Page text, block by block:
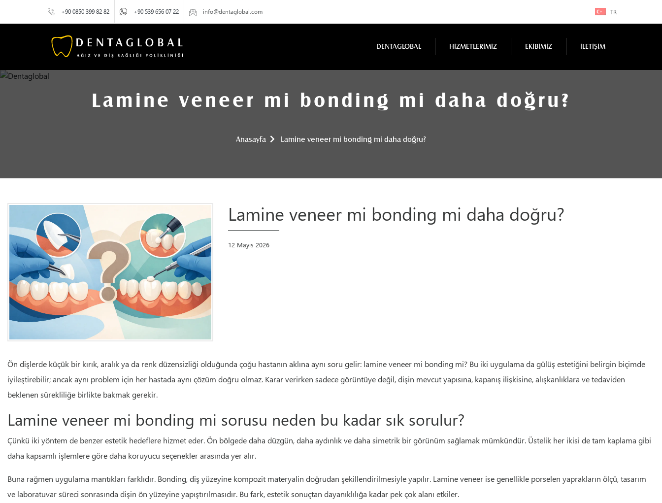
+90 0850 399 82 82 +90 539 656 07 22 info@dentaglobal.com TR
DENTAGLOBAL HİZMETLERİMİZ EKİBİMİZ İLETİŞİM
Lamine veneer mi bonding mi daha doğru?
Anasayfa Lamine veneer mi bonding mi daha doğru?
Lamine veneer mi bonding mi daha doğru?
12 Mayıs 2026
Ön dişlerde küçük bir kırık, aralık ya da renk düzensizliği olduğunda çoğu hastanın aklına aynı soru gelir: lamine veneer mi bonding mi? Bu iki uygulama da gülüş estetiğini belirgin biçimde
iyileştirebilir; ancak aynı problem için her hastada aynı çözüm doğru olmaz. Karar verirken sadece görüntüye değil, dişin mevcut yapısına, kapanış ilişkisine, alışkanlıklara ve tedaviden
beklenen sürekliliğe birlikte bakmak gerekir.
Lamine veneer mi bonding mi sorusu neden bu kadar sık sorulur?
Çünkü iki yöntem de benzer estetik hedeflere hizmet eder. Ön bölgede daha düzgün, daha aydınlık ve daha simetrik bir görünüm sağlamak mümkündür. Üstelik her ikisi de tam kaplama gibi
daha kapsamlı işlemlere göre daha koruyucu seçenekler arasında yer alır.
Buna rağmen uygulama mantıkları farklıdır. Bonding, diş yüzeyine kompozit materyalin doğrudan şekillendirilmesiyle yapılır. Lamine veneer ise genellikle porselen yaprakların ölçü, tasarım
ve laboratuvar süreci sonrasında dişin ön yüzeyine yapıştırılmasıdır. Bu fark, estetik sonuçtan dayanıklılığa kadar pek çok alanı etkiler.